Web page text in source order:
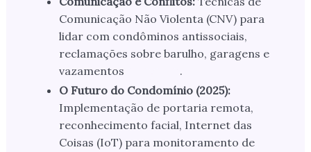
Comunicação Não Violenta (CNV) para
lidar com condôminos antissociais,
reclamações sobre barulho, garagens e
vazamentos
.
O Futuro do Condomínio (2025):
Implementação de portaria remota,
reconhecimento facial, Internet das
Coisas (IoT) para monitoramento de